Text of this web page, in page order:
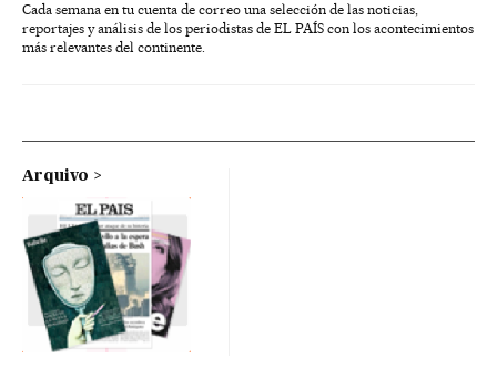
Cada semana en tu cuenta de correo una selección de las noticias,
reportajes y análisis de los periodistas de EL PAÍS con los acontecimientos
más relevantes del continente.
Arquivo